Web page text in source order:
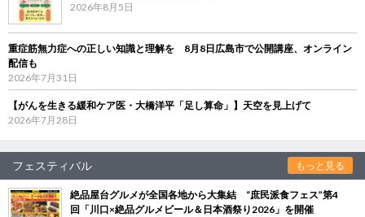
2026年8月5日
重症筋無力症への正しい知識と理解を 8月8日広島市で公開講座、オンライン
配信も
2026年7月31日
【がんを生きる緩和ケア医・大橋洋平「足し算命」】天空を見上げて
2026年7月28日
フェスティバル もっと見る
絶品屋台グルメが全国各地から大集結 “庶民派食フェス”第4
回「川口×絶品グルメビール＆日本酒祭り2026」を開催